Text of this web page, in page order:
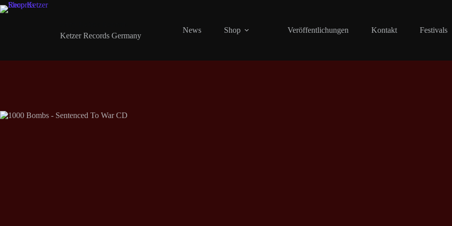
Zum
Inhalt
Ketzer Records Germany
News Shop Veröffentlichungen Kontakt Festivals